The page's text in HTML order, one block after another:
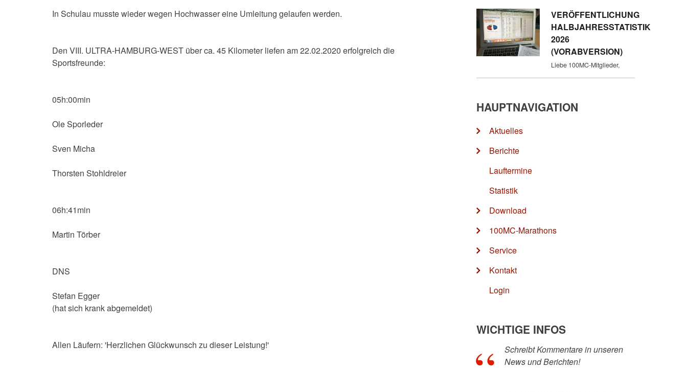
In Schulau musste wieder wegen Hochwasser eine Umleitung gelaufen werden.
Den VIII. ULTRA-HAMBURG-WEST über ca. 45 Kilometer liefen am 22.02.2020 erfolgreich die
Sportsfreunde:
05h:00min
Ole Sporleder
Sven Micha
Thorsten Stohldreier
06h:41min
Martin Törber
DNS
Stefan Egger
(hat sich krank abgemeldet)
Allen Läufern: 'Herzlichen Glückwunsch zu dieser Leistung!'
VERÖFFENTLICHUNG
HALBJAHRESSTATISTIK
2026
(VORABVERSION)
Liebe 100MC-Mitglieder,
HAUPTNAVIGATION
Aktuelles
Berichte
Lauftermine
Statistik
Download
100MC-Marathons
Service
Kontakt
Login
WICHTIGE INFOS
Schreibt Kommentare in unseren
News und Berichten!